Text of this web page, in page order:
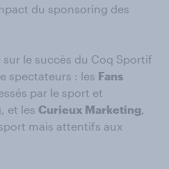
du sponsoring des
le succès du Coq Sportif
spectateurs : les Fans
par le sport et
et les Curieux Marketing,
mais attentifs aux